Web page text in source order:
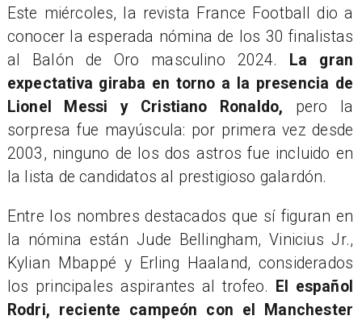
Este miércoles, la revista France Football dio a
conocer la esperada nómina de los 30 finalistas
al Balón de Oro masculino 2024.
La gran
expectativa giraba en torno a la presencia de
Lionel Messi y Cristiano Ronaldo, pero la
sorpresa fue mayúscula: por primera vez desde
2003, ninguno de los dos astros fue incluido en
la lista de candidatos al prestigioso galardón.
Entre los nombres destacados que sí figuran en
la nómina están Jude Bellingham, Vinicius Jr.,
Kylian Mbappé y Erling Haaland, considerados
los principales aspirantes al trofeo. El español
Rodri, reciente campeón con el Manchester